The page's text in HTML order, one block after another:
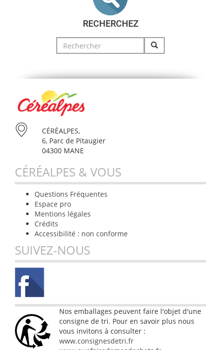
RECHERCHEZ
Search
for:
CÉRÉALPES,
6, Parc de Pitaugier
04300 MANE
CÉRÉALPES & VOUS
Questions Fréquentes
Espace pro
Mentions légales
Crédits
Accessibilité : non conforme
SUIVEZ-NOUS
Nos emballages peuvent faire l'objet d'une
consigne de tri. Pour en savoir plus nous
vous invitons à consulter :
www.consignesdetri.fr